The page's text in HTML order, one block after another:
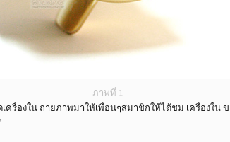
ภาพที่ 1
รื่องใน ถ่ายภาพมาให้เพื่อนๆสมาชิกให้ได้ชม เครื่องใ